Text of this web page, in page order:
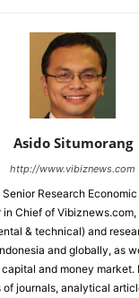
Asido Situmorang
http://www.vibiznews.com
Research
in Chief of
& technical) and
and globally, as
and money market.
journals, analytical